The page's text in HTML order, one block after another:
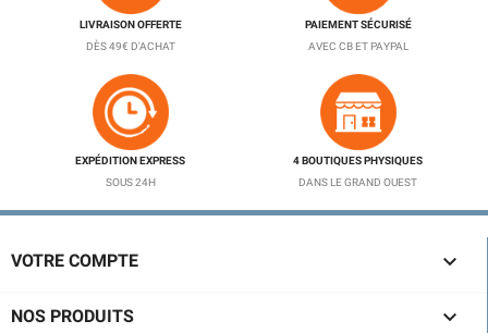
LIVRAISON OFFERTE
DÈS 49€ D'ACHAT
PAIEMENT SÉCURISÉ
AVEC CB ET PAYPAL
EXPÉDITION EXPRESS
SOUS 24H
4 BOUTIQUES PHYSIQUES
DANS LE GRAND OUEST
VOTRE COMPTE 
NOS PRODUITS 